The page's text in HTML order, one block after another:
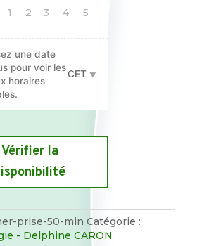
1 2 3 4 5
une date
pour voir les
horaires
CET
Vérifier la
prise-50-min Catégorie :
- Delphine CARON